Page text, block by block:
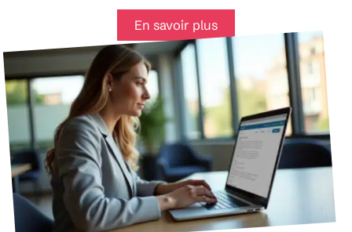
En savoir plus